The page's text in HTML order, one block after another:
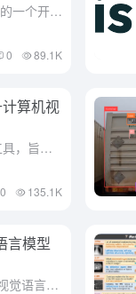
综合介绍 HumanOmni 是由 HumanMLLM 团队开发的一个开源多模态大模型，托管在 GitHub 上。它专注于分析人类视频，能同时处理画面和声音，帮助理解情感、动作和对话内容。项目用了 2...
0 89.1K
算机视
综合介绍 Make Sense 是一个免费的在线图像标注工具，旨在帮助用户快速为计算机视觉项目准备数据集。它无需复杂安装，只需打开浏览器访问即可使用，支持多种操作系统，非常适合小型深度学习项目。用户可...
0 135.1K
言模型
综合介绍 VLM-R1 是由 Om AI Lab 开发的一个开源视觉语言模型项目，托管在 GitHub 上。该项目基于 DeepSeek 的 R1 方法，结合 Qwen2.5-VL 模型，通过强化学习...